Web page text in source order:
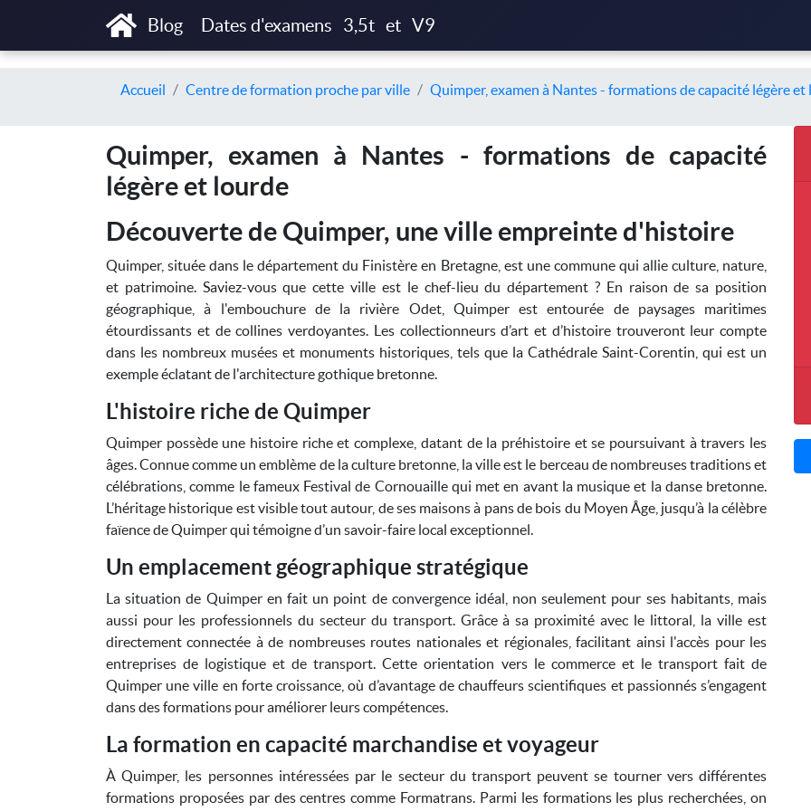
Blog Dates d'examens 3,5t et V9
Accueil Centre de formation proche par ville Quimper, examen à Nantes - formations de capacité légère et
Quimper, examen à Nantes - formations de capacité
légère et lourde
Découverte de Quimper, une ville empreinte d'histoire
Quimper, située dans le département du Finistère en Bretagne, est une commune qui allie culture, nature,
et patrimoine. Saviez-vous que cette ville est le chef-lieu du département ? En raison de sa position
géographique, à l'embouchure de la rivière Odet, Quimper est entourée de paysages maritimes
étourdissants et de collines verdoyantes. Les collectionneurs d’art et d’histoire trouveront leur compte
dans les nombreux musées et monuments historiques, tels que la Cathédrale Saint-Corentin, qui est un
exemple éclatant de l'architecture gothique bretonne.
L'histoire riche de Quimper
Quimper possède une histoire riche et complexe, datant de la préhistoire et se poursuivant à travers les
âges. Connue comme un emblème de la culture bretonne, la ville est le berceau de nombreuses traditions et
célébrations, comme le fameux Festival de Cornouaille qui met en avant la musique et la danse bretonne.
L’héritage historique est visible tout autour, de ses maisons à pans de bois du Moyen Âge, jusqu’à la célèbre
faïence de Quimper qui témoigne d’un savoir-faire local exceptionnel.
Un emplacement géographique stratégique
La situation de Quimper en fait un point de convergence idéal, non seulement pour ses habitants, mais
aussi pour les professionnels du secteur du transport. Grâce à sa proximité avec le littoral, la ville est
directement connectée à de nombreuses routes nationales et régionales, facilitant ainsi l'accès pour les
entreprises de logistique et de transport. Cette orientation vers le commerce et le transport fait de
Quimper une ville en forte croissance, où d’avantage de chauffeurs scientifiques et passionnés s’engagent
dans des formations pour améliorer leurs compétences.
La formation en capacité marchandise et voyageur
À Quimper, les personnes intéressées par le secteur du transport peuvent se tourner vers différentes
formations proposées par des centres comme Formatrans. Parmi les formations les plus recherchées, on